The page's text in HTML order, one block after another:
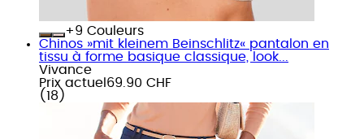
+
Couleurs
Chinos »mit kleinem Beinschlitz« pantalon en
tissu à forme basique classique, look...
Vivance
Prix actuel 69.90 CHF
( 18 )